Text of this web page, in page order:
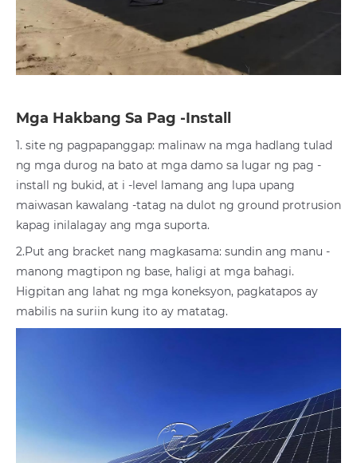
Mga Hakbang Sa Pag -install
1. site ng pagpapanggap: malinaw na mga hadlang tulad
ng mga durog na bato at mga damo sa lugar ng pag -
install ng bukid, at i -level lamang ang lupa upang
maiwasan kawalang -tatag na dulot ng ground protrusion
kapag inilalagay ang mga suporta.
2.Put ang bracket nang magkasama: sundin ang manu -
manong magtipon ng base, haligi at mga bahagi.
Higpitan ang lahat ng mga koneksyon, pagkatapos ay
mabilis na suriin kung ito ay matatag.